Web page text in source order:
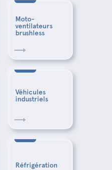
Moto-
ventilateurs
brushless
Véhicules
industriels
Réfrigération